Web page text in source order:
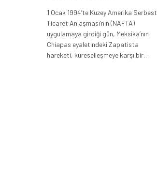
1 Ocak 1994’te Kuzey Amerika Serbest
Ticaret Anlaşması’nın (NAFTA)
uygulamaya girdiği gün, Meksika’nın
Chiapas eyaletindeki Zapatista
hareketi, küreselleşmeye karşı bir…